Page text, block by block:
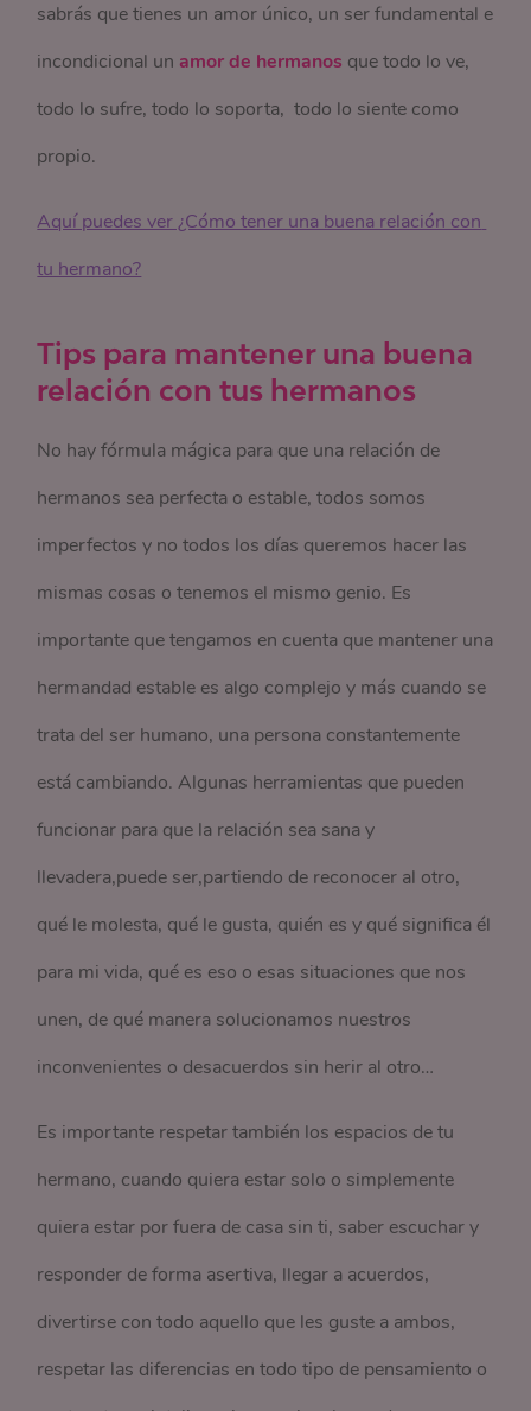
sabrás que tienes un amor único, un ser fundamental e
incondicional un amor de hermanos que todo lo ve,
todo lo sufre, todo lo soporta, todo lo siente como
propio.
Aquí puedes ver ¿Cómo tener una buena relación con
tu hermano?
Tips para mantener una buena
relación con tus hermanos
No hay fórmula mágica para que una relación de
hermanos sea perfecta o estable, todos somos
imperfectos y no todos los días queremos hacer las
mismas cosas o tenemos el mismo genio. Es
importante que tengamos en cuenta que mantener una
hermandad estable es algo complejo y más cuando se
trata del ser humano, una persona constantemente
está cambiando. Algunas herramientas que pueden
funcionar para que la relación sea sana y
llevadera,puede ser,partiendo de reconocer al otro,
qué le molesta, qué le gusta, quién es y qué significa él
para mi vida, qué es eso o esas situaciones que nos
unen, de qué manera solucionamos nuestros
inconvenientes o desacuerdos sin herir al otro…
Es importante respetar también los espacios de tu
hermano, cuando quiera estar solo o simplemente
quiera estar por fuera de casa sin ti, saber escuchar y
responder de forma asertiva, llegar a acuerdos,
divertirse con todo aquello que les guste a ambos,
respetar las diferencias en todo tipo de pensamiento o